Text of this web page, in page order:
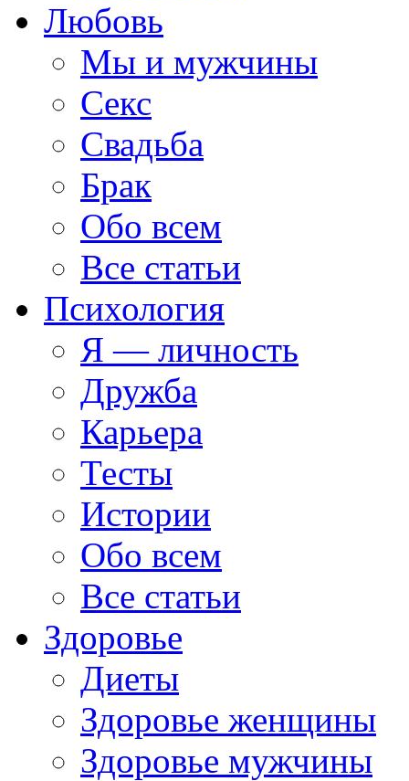
Любовь
Мы и мужчины
Секс
Свадьба
Брак
Обо всем
Все статьи
Психология
Я — личность
Дружба
Карьера
Тесты
Истории
Обо всем
Все статьи
Здоровье
Диеты
Здоровье женщины
Здоровье мужчины